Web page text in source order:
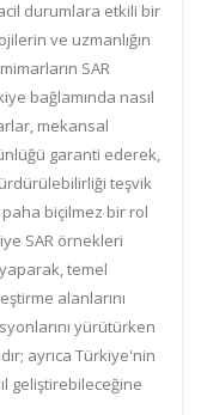
durumlara etkili bir
ve uzmanlığın
SAR
bağlamında nasıl
mekansal
garanti ederek,
teşvik
biçilmez bir rol
SAR örnekleri
temel
alanlarını
yürütürken
ayrıca Türkiye'nin
geliştirebileceğine